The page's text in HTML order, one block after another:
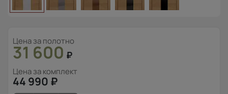
Цена за полотно
31 600 ₽
Цена за комплект
44 990 ₽